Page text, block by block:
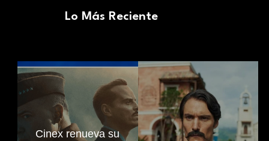
Lo Más Reciente
Cinex renueva su